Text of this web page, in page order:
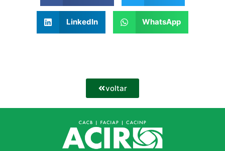
LinkedIn WhatsApp
voltar